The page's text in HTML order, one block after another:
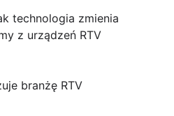
technologia zmienia
z urządzeń RTV
branżę RTV